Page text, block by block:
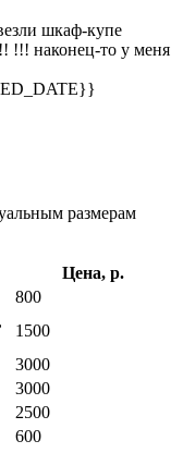
шкаф-купе
!!! наконец-то у меня
размерам
Цена, р.
800
1500
3000
3000
2500
600